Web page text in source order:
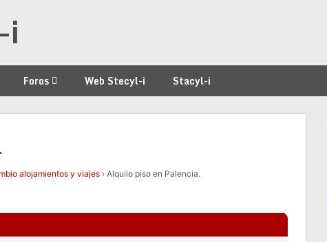
Foros Web Stecyl-i Stacyl-i
alojamientos y viajes › Alquilo piso en Palencia.